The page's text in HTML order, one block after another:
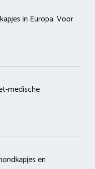
in Europa. Voor
medische
en